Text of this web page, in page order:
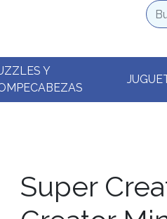
Y
Super